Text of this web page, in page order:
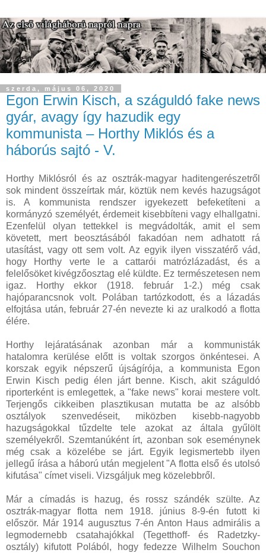
szerda, május 06, 2020
Egon Erwin Kisch, a száguldó fake news
gyár, avagy így hazudik egy
kommunista – Horthy Miklós és a
háborús sajtó - V.
Horthy Miklósról és az osztrák-magyar haditengerészetről
sok mindent összeírtak már, köztük nem kevés hazugságot
is. A kommunista rendszer igyekezett befeketíteni a
kormányzó személyét, érdemeit kisebbíteni vagy elhallgatni.
Ezenfelül olyan tettekkel is megvádolták, amit el sem
követett, mert beosztásából fakadóan nem adhatott rá
utasítást, vagy ott sem volt. Az egyik ilyen visszatérő vád,
hogy Horthy verte le a cattarói matrózlázadást, és a
felelősöket kivégzőosztag elé küldte. Ez természetesen nem
igaz. Horthy ekkor (1918. február 1-2.) még csak
hajóparancsnok volt. Polában tartózkodott, és a lázadás
elfojtása után, február 27-én nevezte ki az uralkodó a flotta
élére.
Horthy lejáratásának azonban már a kommunisták
hatalomra kerülése előtt is voltak szorgos önkéntesei. A
korszak egyik népszerű újságírója, a kommunista Egon
Erwin Kisch pedig élen járt benne. Kisch, akit száguldó
riporterként is emlegettek, a "fake news" korai mestere volt.
Terjengős cikkeiben plasztikusan mutatta be az alsóbb
osztályok szenvedéseit, miközben kisebb-nagyobb
hazugságokkal tűzdelte tele azokat az általa gyűlölt
személyekről. Szemtanúként írt, azonban sok eseménynek
még csak a közelébe se járt. Egyik legismertebb ilyen
jellegű írása a háború után megjelent "A flotta első és utolsó
kifutása" címet viseli. Vizsgáljuk meg közelebbről.
Már a címadás is hazug, és rossz szándék szülte. Az
osztrák-magyar flotta nem 1918. június 8-9-én futott ki
először. Már 1914 augusztus 7-én Anton Haus admirális a
legmodernebb csatahajókkal (Tegetthoff- és Radetzky-
osztály) kifutott Polából, hogy fedezze Wilhelm Souchon